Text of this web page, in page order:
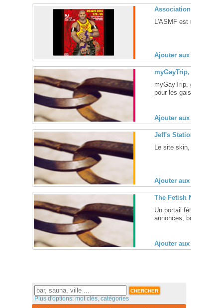
Association Sportive
L'ASMF est une
Ajouter aux favoris
myGayTrip, guide de
myGayTrip, guide gay
pour les gais
Ajouter aux favoris
Jeff's Station
Le site skin, mili, cuir
Ajouter aux favoris
The Fetish Network,
Un portail fétichiste
annonces, boutique,
Ajouter aux favoris
Plus d'options: mot clés, catégories